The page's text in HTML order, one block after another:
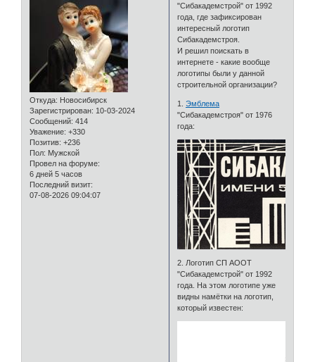
Откуда: Новосибирск
Зарегистрирован: 10-03-2024
Сообщений: 414
Уважение: +330
Позитив: +236
Пол: Мужской
Провел на форуме:
6 дней 5 часов
Последний визит:
07-08-2026 09:04:07
"Сибакадемстрой" от 1992
года, где зафиксирован
интересный логотип
Сибакадемстроя.
И решил поискать в
интернете - какие вообще
логотипы были у данной
строительной организации?
1.Эмблема
"Сибакадемстроя" от 1976
года:
2. Логотип СП АООТ
"Сибакадемстрой" от 1992
года. На этом логотипе уже
видны намётки на логотип,
который известен: